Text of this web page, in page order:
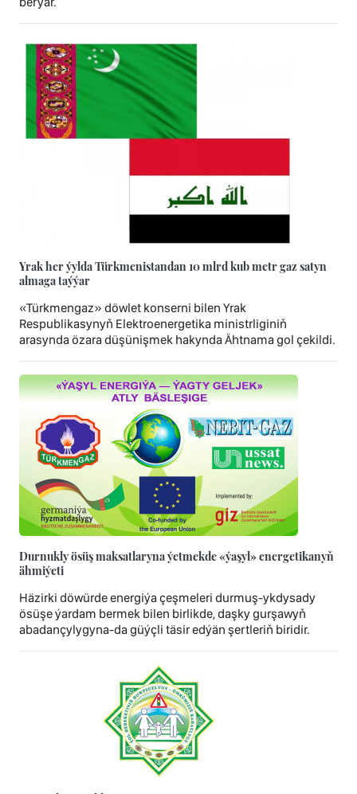
Yrak her ýylda Türkmenistandan 10 mlrd kub metr gaz satyn
almaga taýýar
«Türkmengaz» döwlet konserni bilen Yrak
Respublikasynyň Elektroenergetika ministrliginiň
arasynda özara düşünişmek hakynda Ähtnama gol çekildi.
Durnukly ösüş maksatlaryna ýetmekde «ýaşyl» energetikanyň
ähmiýeti
Häzirki döwürde energiýa çeşmeleri durmuş-ykdysady
ösüşe ýardam bermek bilen birlikde, daşky gurşawyň
abadançylygyna-da güýçli täsir edýän şertleriň biridir.